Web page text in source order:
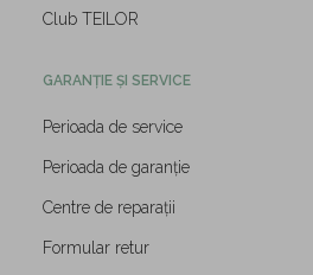
Club TEILOR
GARANȚIE ȘI SERVICE
Perioada de service
Perioada de garanție
Centre de reparații
Formular retur